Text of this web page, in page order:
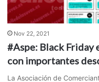
Nov 22, 2021
#Aspe: Black Friday
con importantes
La Asociación de